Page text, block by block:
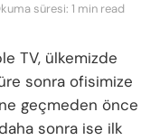
süresi: 1 min read
TV, ülkemizde
sonra ofisimize
geçmeden önce
sonra ise ilk